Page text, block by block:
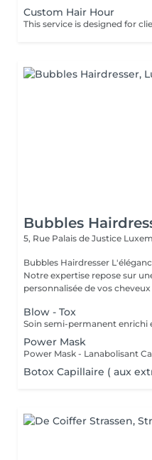
Custom Hair Hour
Bubbles
5, Rue Palais de Justice
Bubbles Hairdresser L'élégance au service de votre beauté
Notre expertise repose sur
personnalisée de vos cheveux
Blow - Tox
Power Mask
Botox Capillaire ( aux